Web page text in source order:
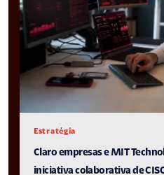
Estratégia
Claro empresas e MIT
iniciativa colaborativa de